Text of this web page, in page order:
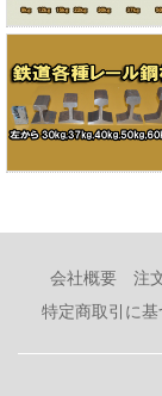
会社概要 注
特定商取引に